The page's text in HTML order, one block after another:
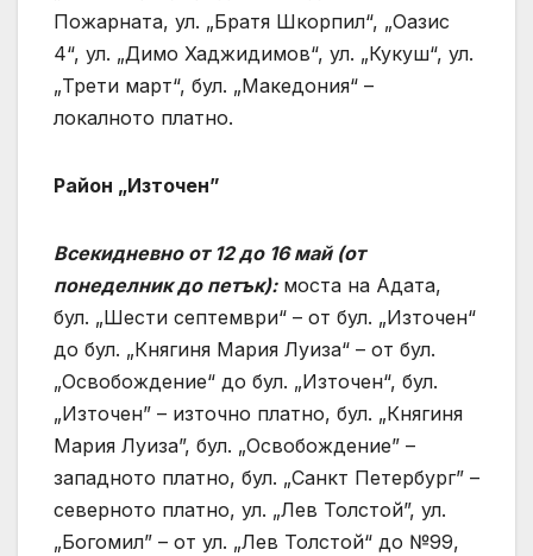
Пожарната, ул. „Братя Шкорпил“, „Оазис
4“, ул. „Димо Хаджидимов“, ул. „Кукуш“, ул.
„Трети март“, бул. „Македония“ –
локалното платно.
Район „Източен”
Всекидневно от 12 до 16 май (от
понеделник до петък):моста на Адата,
бул. „Шести септември“ – от бул. „Източен“
до бул. „Княгиня Мария Луиза“ – от бул.
„Освобождение“ до бул. „Източен“, бул.
„Източен” – източно платно, бул. „Княгиня
Мария Луиза”, бул. „Освобождение” –
западното платно, бул. „Санкт Петербург” –
северното платно, ул. „Лев Толстой”, ул.
„Богомил” – от ул. „Лев Толстой“ до №99,